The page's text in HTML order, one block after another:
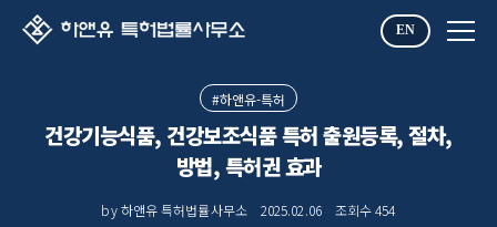
EN
#하앤유-특허
건강기능식품, 건강보조식품 특허 출원등록, 절차,
방법, 특허권 효과
by 하앤유 특허법률사무소 2025.02.06 조회수454